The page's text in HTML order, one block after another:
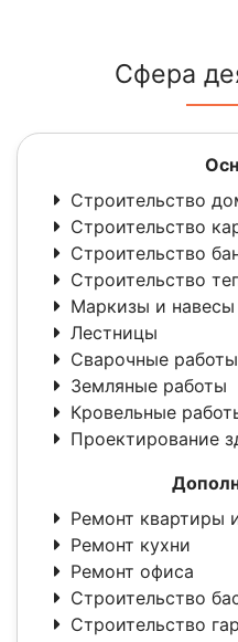
Сфера
Строительство
Строительство
Строительство
Строительство
Маркизы и навесы
Лестницы
Сварочные работы
Земляные работы
Кровельные
Проектирование
Ремонт квартиры
Ремонт кухни
Ремонт офиса
Строительство
Строительство